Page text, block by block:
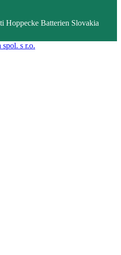
Hoppecke Batterien Slovakia
s r.o.